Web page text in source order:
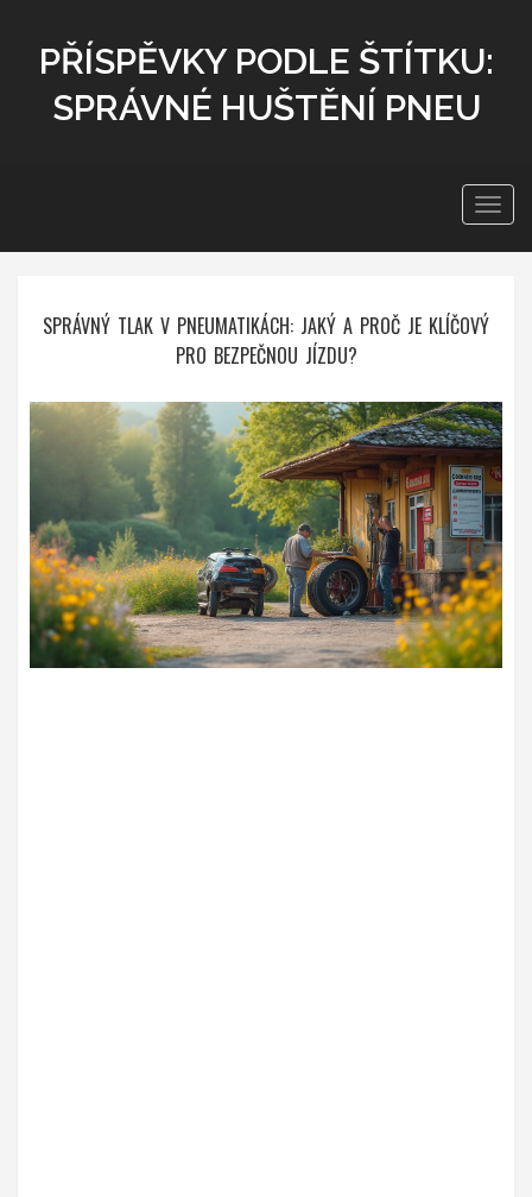
PŘÍSPĚVKY PODLE ŠTÍTKU:
SPRÁVNÉ HUŠTĚNÍ PNEU
SPRÁVNÝ TLAK V PNEUMATIKÁCH: JAKÝ A PROČ JE KLÍČOVÝ
PRO BEZPEČNOU JÍZDU?